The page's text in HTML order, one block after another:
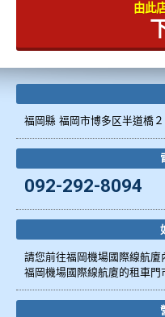
由此
福岡縣 福岡市博多区半道橋
092-292-8094
請您前往福岡機場國際線航
福岡機場國際線航廈的租車門